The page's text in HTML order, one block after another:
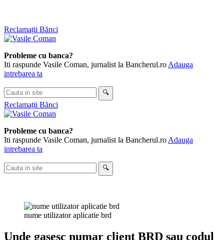
Skip
to
Reclamații Bănci
Probleme cu banca?
Iti raspunde Vasile Coman, jurnalist la Bancherul.ro Adauga
intrebarea ta
Cauta
in
site
🔍
Reclamații Bănci
Probleme cu banca?
Iti raspunde Vasile Coman, jurnalist la Bancherul.ro Adauga
intrebarea ta
Cauta
in
🔍
nume utilizator aplicatie brd
Unde gasesc numar client BRD sau codul